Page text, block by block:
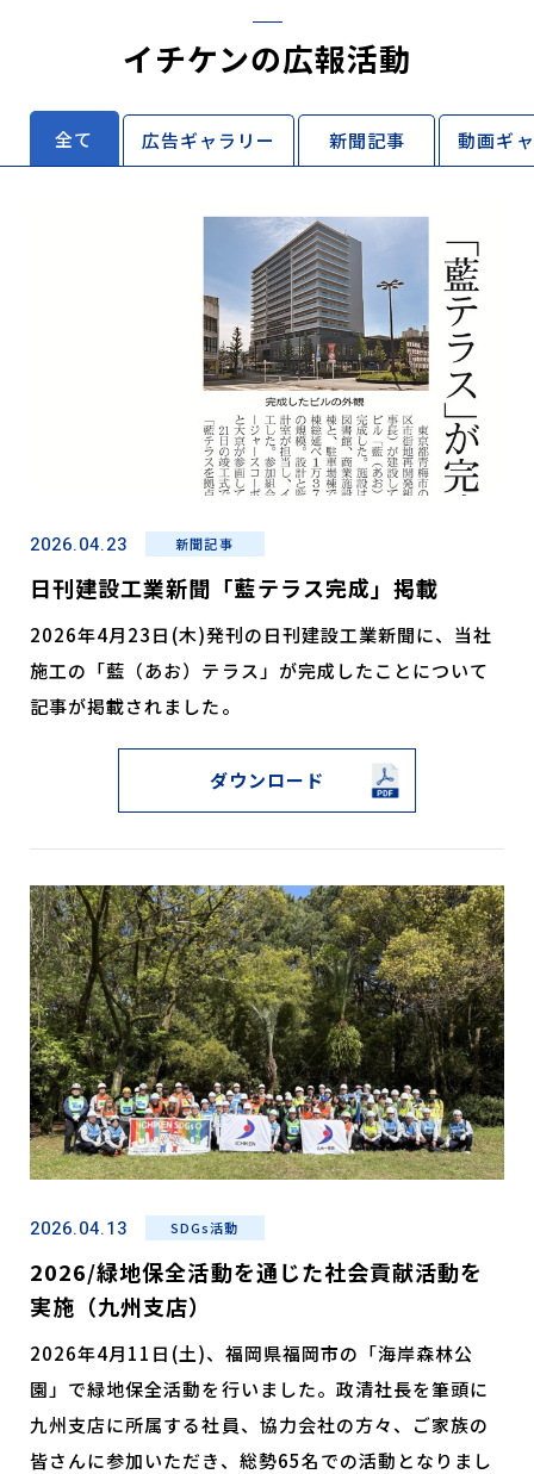
イチケンの広報活動
全て 広告ギャラリー 新聞記事 動画ギ
2026.04.23 新聞記事
日刊建設工業新聞「藍テラス完成」掲載
2026年4月23日(木)発刊の日刊建設工業新聞に、当社
施工の「藍（あお）テラス」が完成したことについて
記事が掲載されました。
ダウンロード
2026.04.13 SDGs活動
2026/緑地保全活動を通じた社会貢献活動を
実施（九州支店）
2026年4月11日(土)、福岡県福岡市の「海岸森林公
園」で緑地保全活動を行いました。政清社長を筆頭に
九州支店に所属する社員、協力会社の方々、ご家族の
皆さんに参加いただき、総勢65名での活動となりまし